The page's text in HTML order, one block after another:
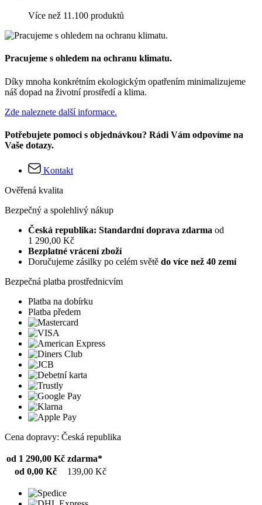
Více než 11.100 produktů
Pracujeme s ohledem na ochranu klimatu.
Díky mnoha konkrétním ekologickým opatřením minimalizujeme
náš dopad na životní prostředí a klima.
Zde naleznete další informace.
Potřebujete pomoci s objednávkou? Rádi Vám odpovíme na
Vaše dotazy.
Kontakt
Ověřená kvalita
Bezpečný a spolehlivý nákup
Česká republika: Standardní doprava zdarma od
1 290,00 Kč
Bezplatné vrácení zboží
Doručujeme zásilky po celém světě do více než 40 zemí
Bezpečná platba prostřednicvím
Platba na dobírku
Platba předem
Cena dopravy: Česká republika
od 1 290,00 Kč zdarma*
od 0,00 Kč
139,00 Kč